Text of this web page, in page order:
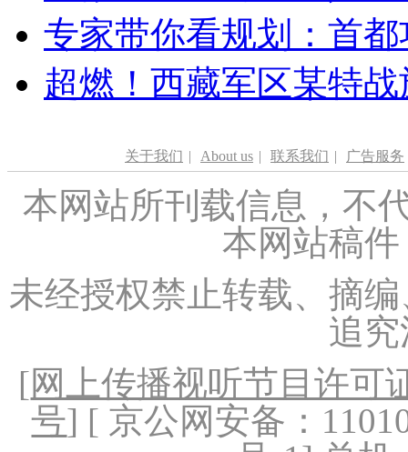
专家带你看规划：首
超燃！西藏军区某特
关于我们 | About us | 联系我们 | 广告服务
本网站所刊载信息，不
本网站稿
未经授权禁止转载、摘
追
[网上传播视听节目许可
号] [ 京公网安备：